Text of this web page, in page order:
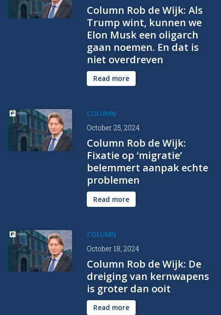
Column Rob de Wijk: Als
Trump wint, kunnen we
Elon Musk een oligarch
gaan noemen. En dat is
niet overdreven
Read more
COLUMN
October 25, 2024
Column Rob de Wijk:
Fixatie op ‘migratie’
belemmert aanpak echte
problemen
Read more
COLUMN
October 18, 2024
Column Rob de Wijk: De
dreiging van kernwapens
is groter dan ooit
Read more